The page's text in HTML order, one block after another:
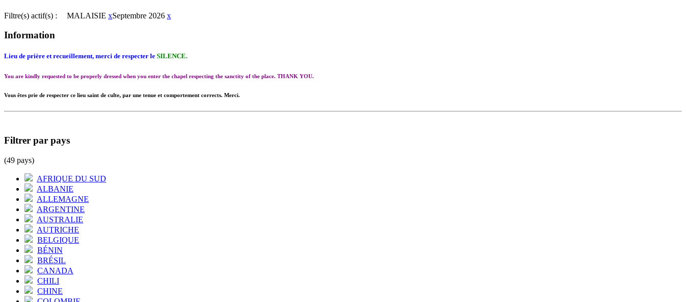
Filtre(s) actif(s) : MALAISIE xSeptembre 2026 x
Information
Lieu de prière et recueillement, merci de respecter le SILENCE.
You are kindly requested to be properly dressed when you enter the chapel respecting the sanctity of the place. THANK YOU.
Vous êtes prie de respecter ce lieu saint de culte, par une tenue et comportement corrects. Merci.
Filtrer par pays
(49 pays)
AFRIQUE DU SUD
ALBANIE
ALLEMAGNE
ARGENTINE
AUSTRALIE
AUTRICHE
BELGIQUE
BÉNIN
BRÉSIL
CANADA
CHILI
CHINE